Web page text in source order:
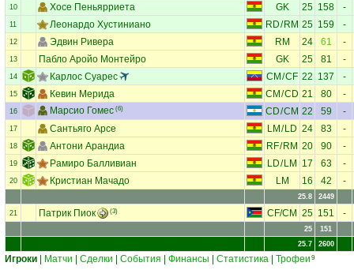
10 Хосе Пеньярриета GK 25 158 -
11 Леонардо Хустиниано RD/ RM 25 159 -
12 Эдвин Ривера RM 24 61 -
13 Пабло Аройо Монтейро GK 25 81 -
14 Карлос Суарес CM /CF 22 137 -
15 Кевин Мерида CM /CD 21 80 -
16 Марсио Гомес (6) CD/CM 22 59 -
17 Сантьяго Арсе LM / LD 24 83 -
18 Антони Арандиа RF/ RM 20 90 -
19 Рамиро Балливиан LD/ LM 17 63 -
20 Кристиан Мачадо LM 16 42 -
25.8 2449
21 Патрик Пиок (3) CF/CM 25 151 -
25
151
25.7
2600
Игроки Матчи Сделки События Финансы Статистика Трофеи 9